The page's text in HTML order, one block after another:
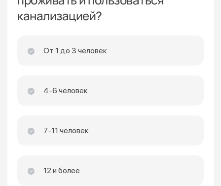
канализацией?
От 1 до 3 человек
4-6 человек
7-11 человек
12 и более